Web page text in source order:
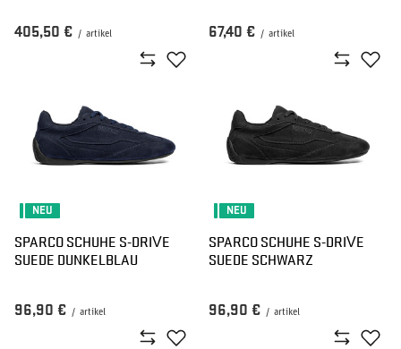
405,50 € / artikel 67,40 € / artikel
NEU
SPARCO SCHUHE S-DRIVE
SUEDE DUNKELBLAU
96,90 € / artikel
NEU
SPARCO SCHUHE S-DRIVE
SUEDE SCHWARZ
96,90 € / artikel